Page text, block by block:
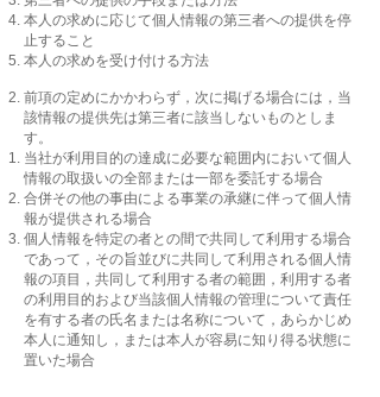
本人の求めに応じて個人情報の第三者への提供を停
止すること
本人の求めを受け付ける方法
前項の定めにかかわらず，次に掲げる場合には，当
該情報の提供先は第三者に該当しないものとしま
す。
当社が利用目的の達成に必要な範囲内において個人
情報の取扱いの全部または一部を委託する場合
合併その他の事由による事業の承継に伴って個人情
報が提供される場合
個人情報を特定の者との間で共同して利用する場合
であって，その旨並びに共同して利用される個人情
報の項目，共同して利用する者の範囲，利用する者
の利用目的および当該個人情報の管理について責任
を有する者の氏名または名称について，あらかじめ
本人に通知し，または本人が容易に知り得る状態に
置いた場合